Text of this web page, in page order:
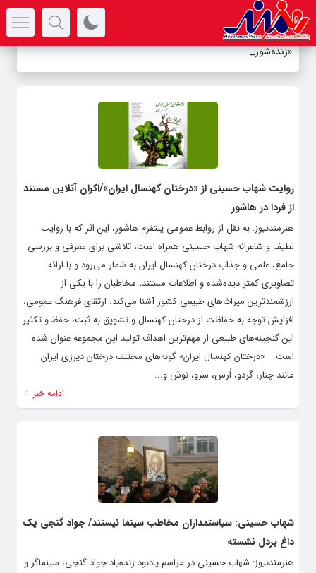
«زنده‌شور» و روایت نجا-
روایت شهاب حسینی از «درختان کهنسال ایران»/اکران آنلاین مستند
از فردا در هاشور
هنرمندنیوز: به نقل از روابط عمومی پلتفرم هاشور، این اثر که با روایت
لطیف و شاعرانه شهاب حسینی همراه است، تلاشی برای معرفی و بررسی
جامع، علمی و جذاب درختان کهنسال ایران به شمار می‌رود و با ارائه
تصاویری کمتر دیده‌شده و اطلاعات مستند، مخاطبان را با یکی از
ارزشمندترین میراث‌های طبیعی کشور آشنا می‌کند. ارتقای فرهنگ عمومی،
افزایش توجه به حفاظت از درختان کهنسال و تشویق به ثبت، حفظ و تکثیر
این گنجینه‌های طبیعی از مهم‌ترین اهداف تولید این مجموعه عنوان شده
است. «درختان کهنسال ایران» گونه‌های مختلف درختان دیرزی ایران
مانند چنار، گردو، اُرس، سرو، نوش و...
ادامه خبر
شهاب حسینی: سیاستمداران مخاطب سینما نیستند/ جواد گنجی یک
داغ بردل نشسته
هنرمندنیوز: شهاب حسینی در مراسم یادبود زنده‌یاد جواد گنجی، سینماگر و